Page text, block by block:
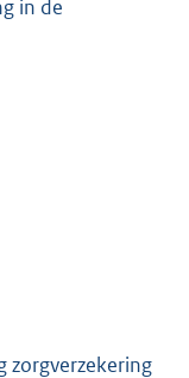
in de
zorgverzekering